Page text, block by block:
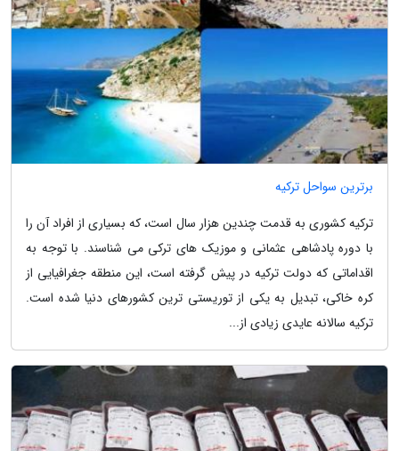
برترین سواحل ترکیه
ترکیه کشوری به قدمت چندین هزار سال است، که بسیاری از افراد آن را
با دوره پادشاهی عثمانی و موزیک های ترکی می شناسند. با توجه به
اقداماتی که دولت ترکیه در پیش گرفته است، این منطقه جغرافیایی از
کره خاکی، تبدیل به یکی از توریستی ترین کشورهای دنیا شده است.
ترکیه سالانه عایدی زیادی از...